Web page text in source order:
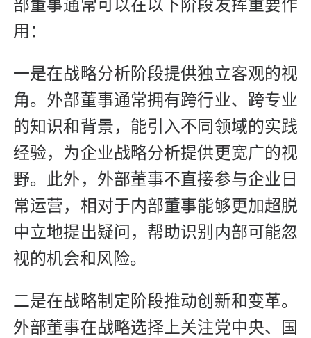
部董事通常可以在以下阶段发挥重要作
用：
一是在战略分析阶段提供独立客观的视
角。外部董事通常拥有跨行业、跨专业
的知识和背景，能引入不同领域的实践
经验，为企业战略分析提供更宽广的视
野。此外，外部董事不直接参与企业日
常运营，相对于内部董事能够更加超脱
中立地提出疑问，帮助识别内部可能忽
视的机会和风险。
二是在战略制定阶段推动创新和变革。
外部董事在战略选择上关注党中央、国